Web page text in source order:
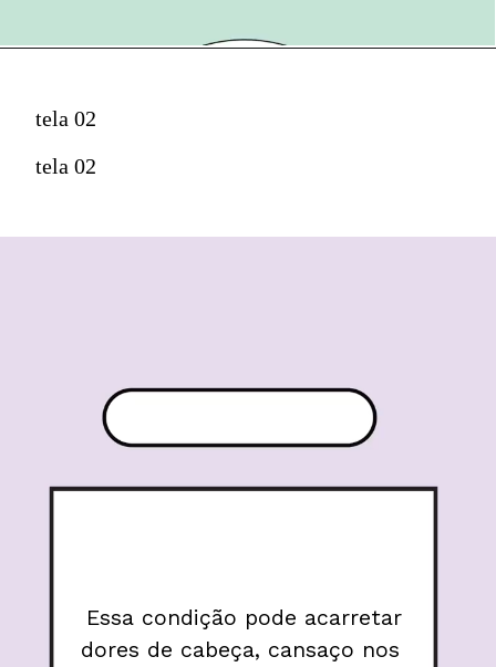
tela 02
tela 02
Essa condição pode acarretar
dores de cabeça, cansaço nos